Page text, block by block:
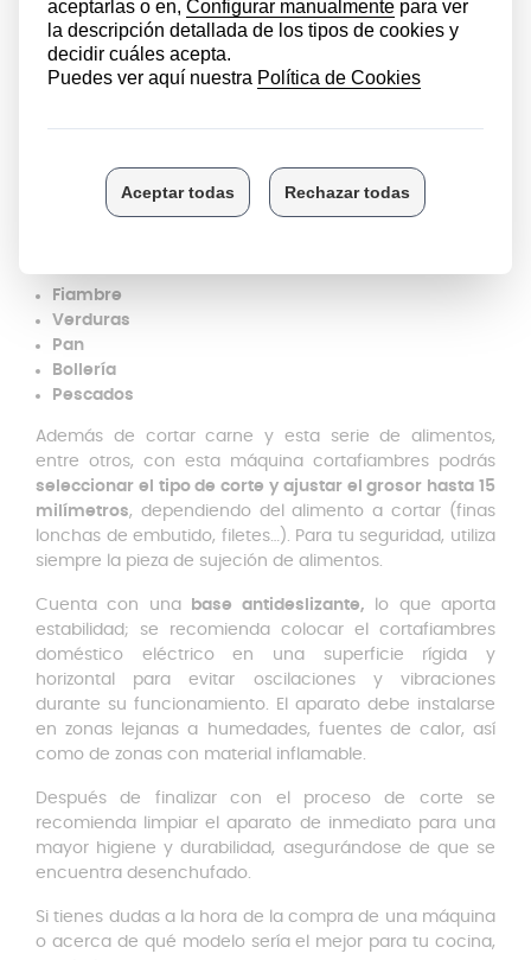
Dos posiciones: marcha continua/intermitente
Base antideslizante y recoge cables
23 x 27 x 37 cm
¿Qué tipo de alimento puedo
cortar con esta máquina?
cortar embutidos y carne,con el disco podrás
Fiambre
Verduras
Pan
Bollería
Pescados
Además de cortar carne y esta serie de alimentos,
entre otros, con esta máquina cortafiambres podrás
seleccionar el tipo de corte y ajustar el grosor hasta 15
milímetros, dependiendo del alimento a cortar (finas
lonchas de embutido, filetes…). Para tu seguridad, utiliza
siempre la pieza de sujeción de alimentos.
Cuenta con una base antideslizante, lo que aporta
estabilidad; se recomienda colocar el cortafiambres
doméstico eléctrico en una superficie rígida y
horizontal para evitar oscilaciones y vibraciones
durante su funcionamiento. El aparato debe instalarse
en zonas lejanas a humedades, fuentes de calor, así
como de zonas con material inflamable.
Después de finalizar con el proceso de corte se
recomienda limpiar el aparato de inmediato para una
mayor higiene y durabilidad, asegurándose de que se
encuentra desenchufado.
Si tienes dudas a la hora de la compra de una máquina
o acerca de qué modelo sería el mejor para tu cocina,